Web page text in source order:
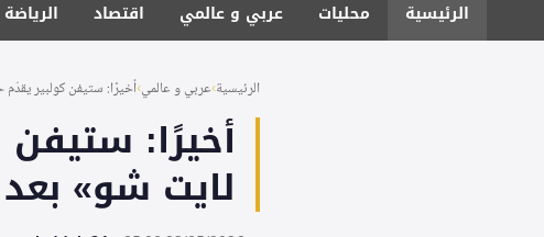
الرئيسية محليات عربي و عالمي اقتصاد الرياضة
الرئيسية›عربي و عالمي›أخيرًا: ستيفن كولبير يقدّم
أخيرًا:
لايت شو» بعد